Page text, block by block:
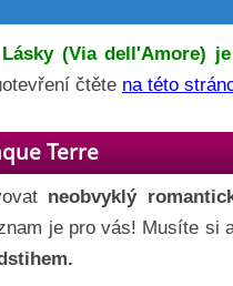
(Via dell'Amore)
čtěte na této
Terre
neobvyklý
je pro vás! Musíte si